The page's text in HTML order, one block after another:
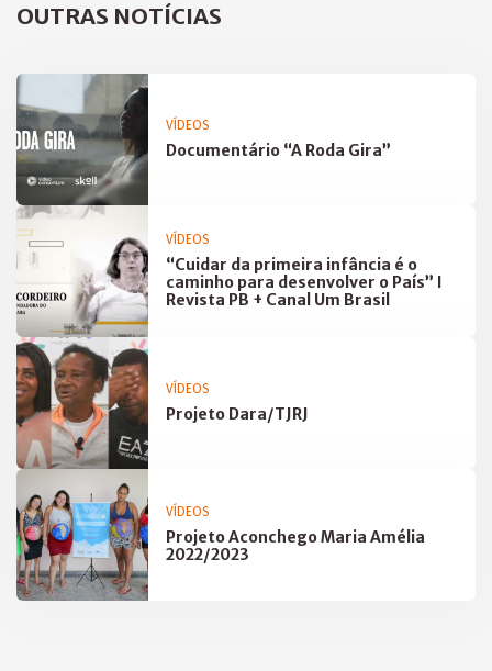
OUTRAS NOTÍCIAS
VÍDEOS
Documentário “A Roda Gira”
VÍDEOS
“Cuidar da primeira infância é o
caminho para desenvolver o País” I
Revista PB + Canal Um Brasil
VÍDEOS
Projeto Dara/TJRJ
VÍDEOS
Projeto Aconchego Maria Amélia
2022/2023